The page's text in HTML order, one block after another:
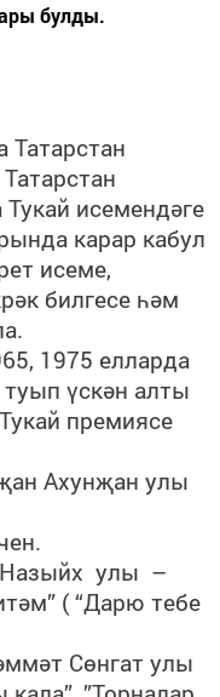
булды.
исемендәге
карар кабул
исеме,
билгесе һәм
1975 елларда
үскән алты
премиясе
Ахунҗан улы
улы –
( “Дарю тебе
Сөнгат улы